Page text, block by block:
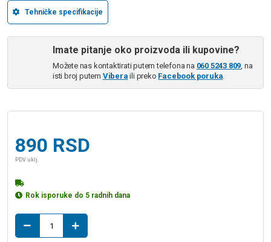
Tehničke specifikacije
Imate pitanje oko proizvoda ili kupovine?
Možete nas kontaktirati putem telefona na 060 5243 809, na
isti broj putem Vibera ili preko Facebook poruka.
890 RSD
PDV uklj.
Rok isporuke do 5 radnih dana
racva